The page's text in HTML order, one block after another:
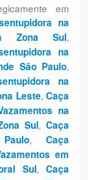
em
na
Zona Sul,
na
São Paulo,
na
Leste,Caça
na
Sul,Caça
,Caça
em
Sul,Caça